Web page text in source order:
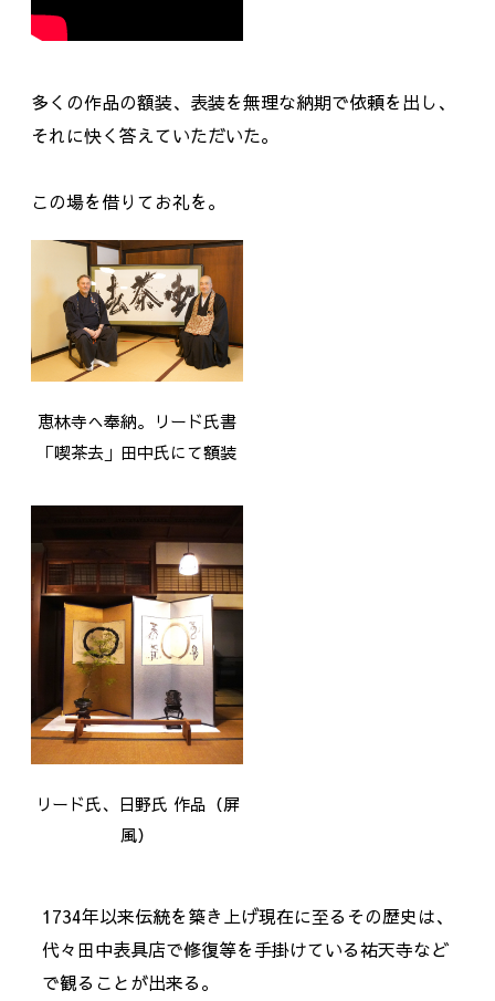
多くの作品の額装、表装を無理な納期で依頼を出し、
それに快く答えていただいた。
この場を借りてお礼を。
恵林寺へ奉納。リード氏書
「喫茶去」田中氏にて額装
リード氏、日野氏 作品（屏
風）
1734年以来伝統を築き上げ現在に至るその歴史は、
代々田中表具店で修復等を手掛けている祐天寺など
で観ることが出来る。